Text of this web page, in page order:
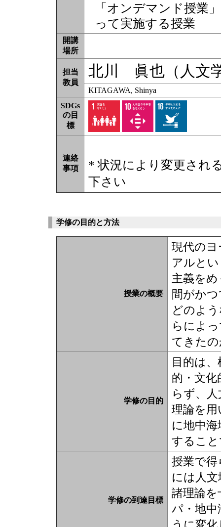
「オンデマンド授業
って実施する授業
開講
場所
担当
教員
北川 眞也（人文
KITAGAWA, Shinya
SDGs
の目
標
連絡
事項
* 状況により変更され
下さい
学修の目的と方法
授業の概要
現代の
アルと
主義を
間がか
どのよ
らによ
てきた
学修の目的
目的は
的・文
らず、
理論を
に地中
するこ
学修の到達目標
授業で
には人
諸理論
パ・地